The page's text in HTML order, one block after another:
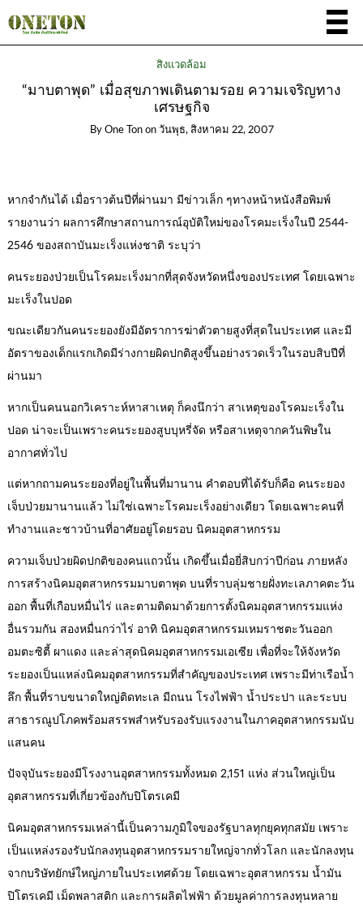
สิ่งแวดล้อม
“มาบตาพุด” เมื่อสุขภาพเดินตามรอย ความเจริญทาง
เศรษฐกิจ
By One Ton on วันพุธ, สิงหาคม 22, 2007
หากจำกันได้ เมื่อราวต้นปีที่ผ่านมา มีข่าวเล็ก ๆทางหน้าหนังสือพิมพ์
รายงานว่า ผลการศึกษาสถานการณ์อุบัติใหม่ของโรคมะเร็งในปี 2544-
2546 ของสถาบันมะเร็งแห่งชาติ ระบุว่า
คนระยองป่วยเป็นโรคมะเร็งมากที่สุดจังหวัดหนึ่งของประเทศ โดยเฉพาะ
มะเร็งในปอด
ขณะเดียวกันคนระยองยังมีอัตราการฆ่าตัวตายสูงที่สุดในประเทศ และมี
อัตราของเด็กแรกเกิดมีร่างกายผิดปกติสูงขึ้นอย่างรวดเร็วในรอบสิบปีที่
ผ่านมา
หากเป็นคนนอกวิเคราะห์หาสาเหตุ ก็คงนึกว่า สาเหตุของโรคมะเร็งใน
ปอด น่าจะเป็นเพราะคนระยองสูบบุหรี่จัด หรือสาเหตุจากควันพิษใน
อากาศทั่วไป
แต่หากถามคนระยองที่อยู่ในพื้นที่มานาน คำตอบที่ได้รับก็คือ คนระยอง
เจ็บป่วยมานานแล้ว ไม่ใช่เฉพาะโรคมะเร็งอย่างเดียว โดยเฉพาะคนที่
ทำงานและชาวบ้านที่อาศัยอยู่โดยรอบ นิคมอุตสาหกรรม
ความเจ็บป่วยผิดปกติของคนแถวนั้น เกิดขึ้นเมื่อยี่สิบกว่าปีก่อน ภายหลัง
การสร้างนิคมอุตสาหกรรมมาบตาพุด บนที่ราบลุ่มชายฝั่งทะเลภาคตะวัน
ออก พื้นที่เกือบหมื่นไร่ และตามติดมาด้วยการตั้งนิคมอุตสาหกรรมแห่ง
อื่นรวมกัน สองหมื่นกว่าไร่ อาทิ นิคมอุตสาหกรรมเหมราชตะวันออก
อมตะซิตี้ ผาแดง และล่าสุดนิคมอุตสาหกรรมเอเซีย เพื่อที่จะให้จังหวัด
ระยองเป็นแหล่งนิคมอุตสาหกรรมที่สำคัญของประเทศ เพราะมีท่าเรือน้ำ
ลึก พื้นที่ราบขนาดใหญ่ติดทะเล มีถนน โรงไฟฟ้า น้ำประปา และระบบ
สาธารณูปโภคพร้อมสรรพสำหรับรองรับแรงงานในภาคอุตสาหกรรมนับ
แสนคน
ปัจจุบันระยองมีโรงงานอุตสาหกรรมทั้งหมด 2,151 แห่ง ส่วนใหญ่เป็น
อุตสาหกรรมที่เกี่ยวข้องกับปิโตรเคมี
นิคมอุตสาหกรรมเหล่านี้เป็นความภูมิใจของรัฐบาลทุกยุคทุกสมัย เพราะ
เป็นแหล่งรองรับนักลงทุนอุตสาหกรรมรายใหญ่จากทั่วโลก และนักลงทุน
จากบริษัทยักษ์ใหญ่ภายในประเทศด้วย โดยเฉพาะอุตสาหกรรม น้ำมัน
ปิโตรเคมี เม็ดพลาสติก และการผลิตไฟฟ้า ด้วยมูลค่าการลงทุนหลาย